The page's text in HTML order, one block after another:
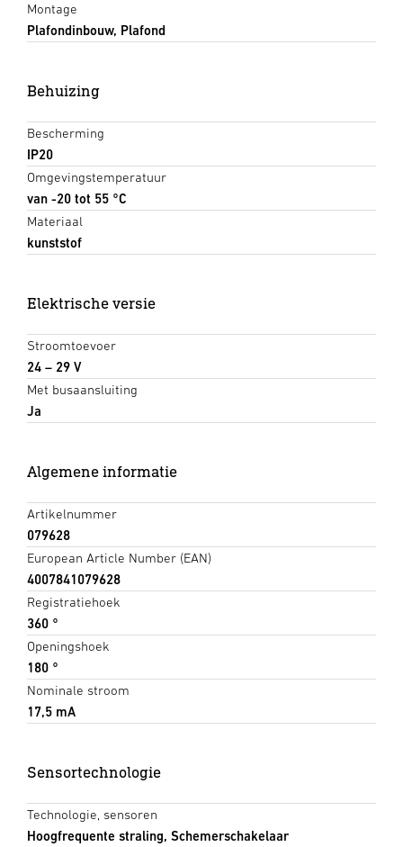
Montage
Plafondinbouw, Plafond
Behuizing
Bescherming
IP20
Omgevingstemperatuur
van -20 tot 55 °C
Materiaal
kunststof
Elektrische versie
Stroomtoevoer
24 – 29 V
Met busaansluiting
Ja
Algemene informatie
Artikelnummer
079628
European Article Number (EAN)
4007841079628
Registratiehoek
360 °
Openingshoek
180 °
Nominale stroom
17,5 mA
Sensortechnologie
Technologie, sensoren
Hoogfrequente straling, Schemerschakelaar